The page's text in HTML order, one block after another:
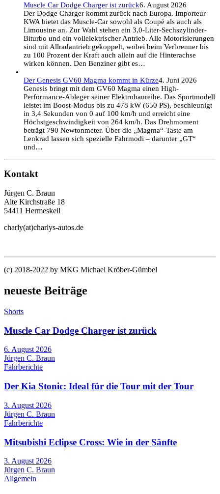
Muscle Car Dodge Charger ist zurück6. August 2026
Der Dodge Charger kommt zurück nach Europa. Importeur
KWA bietet das Muscle-Car sowohl als Coupé als auch als
Limousine an. Zur Wahl stehen ein 3,0-Liter-Sechszylinder-
Biturbo und ein vollelektrischer Antrieb. Alle Motorisierungen
sind mit Allradantrieb gekoppelt, wobei beim Verbrenner bis
zu 100 Prozent der Kraft auch allein auf die Hinterachse
wirken können. Den Benziner gibt es…
Der Genesis GV60 Magma kommt in Kürze4. Juni 2026
Genesis bringt mit dem GV60 Magma einen High-
Performance-Ableger seiner Elektrobaureihe. Das Sportmodell
leistet im Boost-Modus bis zu 478 kW (650 PS), beschleunigt
in 3,4 Sekunden von 0 auf 100 km/h und erreicht eine
Höchstgeschwindigkeit von 264 km/h. Das Drehmoment
beträgt 790 Newtonmeter. Über die „Magma“-Taste am
Lenkrad lassen sich spezielle Fahrmodi – darunter „GT“
und…
Kontakt
Jürgen C. Braun
Alte Kirchstraße 18
54411 Hermeskeil
charly(at)charlys-autos.de
(c) 2018-2022 by MKG Michael Kröber-Gümbel
neueste Beiträge
Shorts
Muscle Car Dodge Charger ist zurück
6. August 2026
Jürgen C. Braun
Fahrberichte
Der Kia Stonic: Ideal für die Tour mit der Tour
3. August 2026
Jürgen C. Braun
Fahrberichte
Mitsubishi Eclipse Cross: Wie in der Sänfte
3. August 2026
Jürgen C. Braun
Allgemein